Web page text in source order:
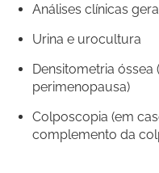
Análises clínicas
Urina e urocultura
Densitometria óssea
perimenopausa)
Colposcopia (em
complemento da